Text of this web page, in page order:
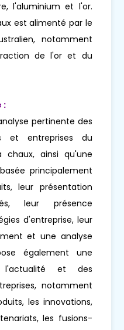
l'aluminium et l'or.
est alimenté par le
notamment
de l'or et du
:
pertinente des
et entreprises du
ainsi qu'une
principalement
leur présentation
leur présence
d'entreprise, leur
et une analyse
également une
l'actualité et des
notamment
les innovations,
les fusions-